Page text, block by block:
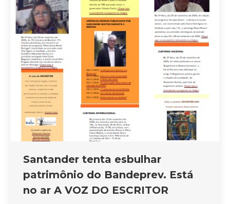
Santander tenta esbulhar
patrimônio do Bandeprev. Está
no ar A VOZ DO ESCRITOR